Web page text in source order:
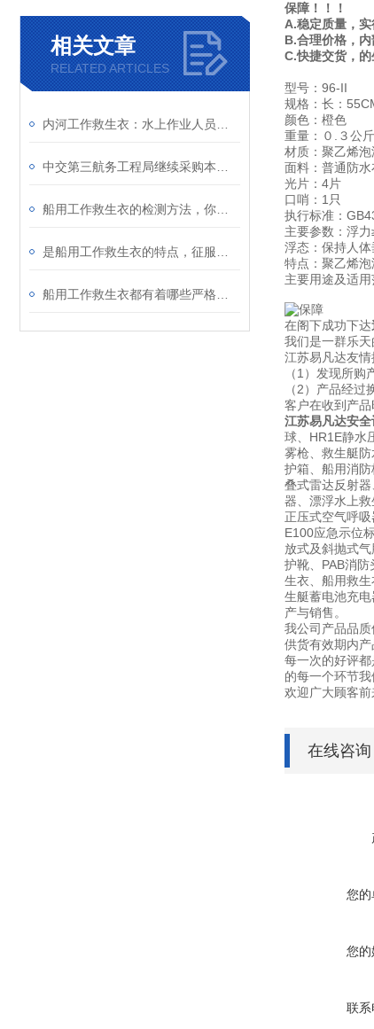
相关文章
RELATED ARTICLES
保障！！！
A.稳定质量，
B.合理价格，
C.快捷交货，
型号：96-II
规格：长：
颜色：橙色
重量：０.３公
材质：聚乙烯泡
面料：普通防
光片：4片
口哨：1只
执行标准：
主要参数：浮
浮态：保持人
特点：聚乙烯泡
主要用途及适
在阁下成功下达
我们是一群乐
江苏易凡达友
（1）发现所购
（2）产品经过
客户在收到产
江苏易凡达安全
球、HR1E静水
雾枪、救生艇
护箱、船用消
叠式雷达反射
器、漂浮水上
正压式空气呼
E100应急示位
放式及斜抛式
护靴、PAB消
生衣、船用救
生艇蓄电池充
产与销售。
我公司产品品质
供货有效期内产
每一次的好评
的每一个环节我
欢迎广大顾客前
在线咨询
您的
您的
联系